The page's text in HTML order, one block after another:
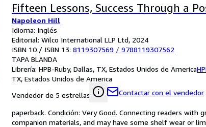
Fifteen Lessons, Success Through a
Mental Attitude & How to Sell Your
Through Life)
Napoleon Hill
Idioma: Inglés
Editorial: Wilco International LLP Ltd, 2024
ISBN 10 / ISBN 13: 8119307569 / 9788119307562
TAPA BLANDA
Librería: HPB-Ruby, Dallas, TX, Estados Unidos de America
TX, Estados Unidos de America
Vendedor de 5 estrellas
Contactar con el vendedor
paperback. Condición: Very Good. Connecting readers
companion materials, and may have some shelf wear or